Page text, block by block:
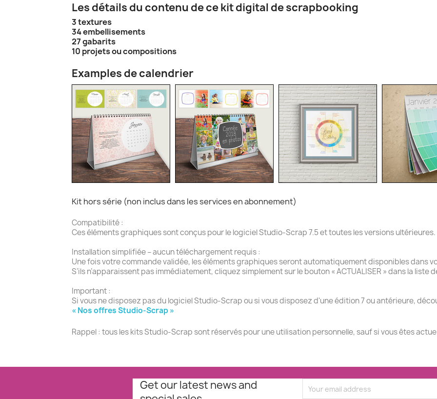
Les détails du contenu de ce kit digital de scrapbooking
3 textures
34 embellisements
27 gabarits
10 projets ou compositions
Examples de calendrier
Kit hors série (non inclus dans les services en abonnement)
Compatibilité :
Ces éléments graphiques sont conçus pour le logiciel Studio-Scrap 7.5 et toutes les versions ultérieures.
Installation simplifiée – aucun téléchargement requis :
Une fois votre commande validée, les éléments graphiques seront automatiquement disponibles dans
S’ils n’apparaissent pas immédiatement, cliquez simplement sur le bouton « ACTUALISER » dans la liste
Important :
Si vous ne disposez pas du logiciel Studio-Scrap ou si vous disposez d'une édition 7 ou antérieure,
« Nos offres Studio-Scrap »
Rappel : tous les kits Studio-Scrap sont réservés pour une utilisation personnelle, sauf si vous êtes
Get our latest news and